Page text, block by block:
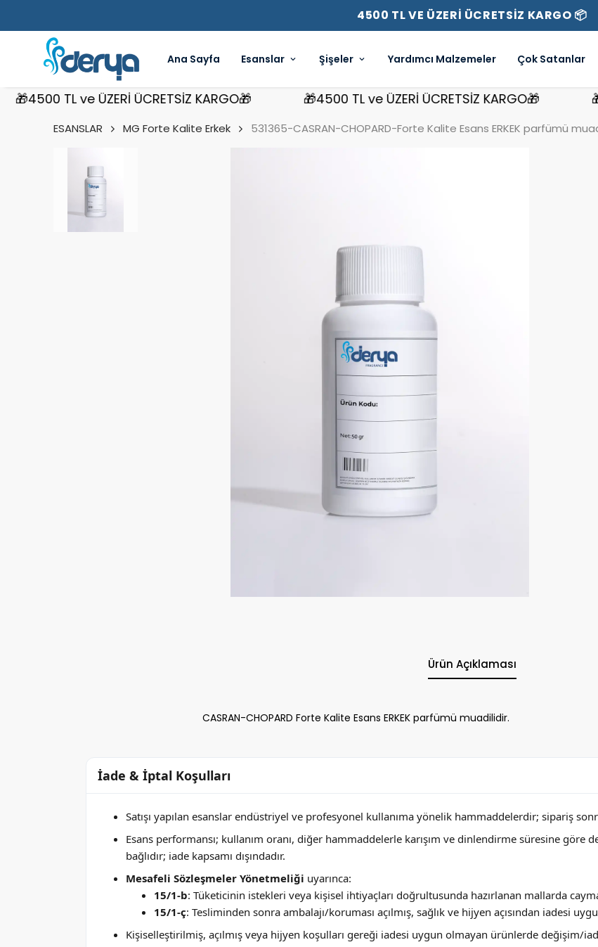
4500 TL VE ÜZERİ ÜCRETSİZ KARGO 📦
Ana Sayfa Esanslar Şişeler Yardımcı Malzemeler Çok Satanlar
TL ve ÜZERİ ÜCRETSİZ KARGO🎁 🎁4500 TL ve ÜZERİ ÜCRETSİZ KARGO🎁
ESANSLAR MG Forte Kalite Erkek
531365-CASRAN-CHOPARD-Forte Kalite Esans ERKEK parfümü
Ürün Açıklaması
CASRAN-CHOPARD Forte Kalite Esans ERKEK parfümü muadilidir.
İade & İptal Koşulları
Satışı yapılan esanslar endüstriyel ve profesyonel kullanıma yönelik hammaddelerdir; sipariş
Esans performansı; kullanım oranı, diğer hammaddelerle karışım ve dinlendirme süresine göre
bağlıdır; iade kapsamı dışındadır.
Mesafeli Sözleşmeler Yönetmeliği uyarınca:
15/1-b: Tüketicinin istekleri veya kişisel ihtiyaçları doğrultusunda hazırlanan mallarda
15/1-ç: Tesliminden sonra ambalajı/koruması açılmış, sağlık ve hijyen açısından iadesi
Kişiselleştirilmiş, açılmış veya hijyen koşulları gereği iadesi uygun olmayan ürünlerde değişim/